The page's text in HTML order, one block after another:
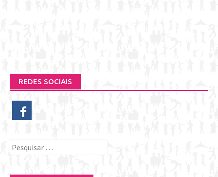
REDES SOCIAIS
Pesquisar